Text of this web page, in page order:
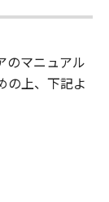
のマニュアル
の上、下記よ